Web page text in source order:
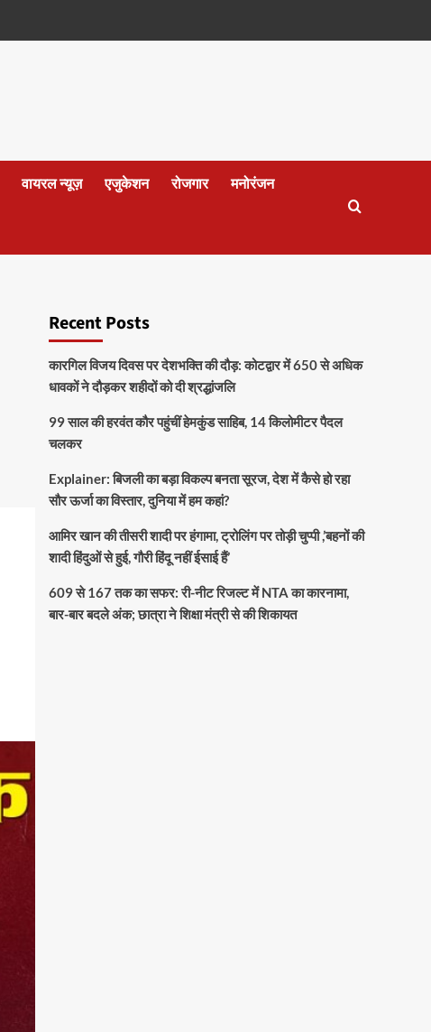
वायरल न्यूज़ एजुकेशन रोजगार मनोरंजन
Recent Posts
कारगिल विजय दिवस पर देशभक्ति की दौड़: कोटद्वार में 650 से अधिक
धावकों ने दौड़कर शहीदों को दी श्रद्धांजलि
99 साल की हरवंत कौर पहुंचीं हेमकुंड साहिब, 14 किलोमीटर पैदल
चलकर
Explainer: बिजली का बड़ा विकल्प बनता सूरज, देश में कैसे हो रहा
सौर ऊर्जा का विस्तार, दुनिया में हम कहां?
आमिर खान की तीसरी शादी पर हंगामा, ट्रोलिंग पर तोड़ी चुप्पी ,’बहनों की
शादी हिंदुओं से हुई, गौरी हिंदू नहीं ईसाई हैं’
609 से 167 तक का सफर: री-नीट रिजल्ट में NTA का कारनामा,
बार-बार बदले अंक; छात्रा ने शिक्षा मंत्री से की शिकायत